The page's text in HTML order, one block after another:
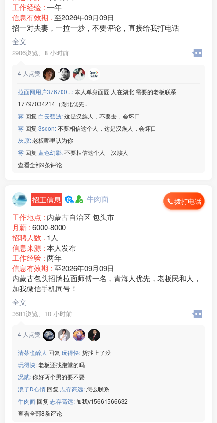
☑️综合工资55***00/月
以上企业联系微信：www235350
————————————
扬州沪光开关厂
☑️19元/时➕免费吃饭
☑️回族/汉族,会认识字
☑️厂吃厂住,坐班独立岗位
☑️综合工资55***00/月
以上企业联系微信：www235350
————————————
扬州沪光开关厂
☑️19元/时➕免费吃饭
☑️年龄男18-47/女45岁
☑️回族/汉族,会认识字
☑️厂吃厂住,坐班独立岗位
————————————
安徽兴宇内饰厂
☑️19元/时➕免费吃饭
☑️年龄男18-47/女45岁
☑️回族/汉族,会认识字
☑️厂吃厂住,坐班独立岗位
综合工资60***00/月夜班补助24
以上企业联系微信：www235350
————————————
☑️ 浙江区域工厂☑️
————————————
宏昌科技】
[玫瑰]年龄：男女 18-45 周岁
[玫瑰]班次：两班倒
[玫瑰]薪资：保底18+计件
微信：www235350
———————————
【群创光电】
[玫瑰]年龄：男女 18-45周岁
[玫瑰]生产：车载导航
[玫瑰]班次：两班倒
工作经验 : 一年
信息有效期 : 至2026年09月09日
招一对夫妻，一拉一炒，不要评论，直接给我打电话
全文
2906浏览、 8 小时前
4 人点赞
拉面网用户376700...:本人单身面匠 人在湖北 需要的老板联系
17797034214（湖北优先..
雾 回复 白云碧波:这是汉族人，不要去，会坏口
雾 回复 3soon:不要相信这个人，这是汉族人，会坏口
灰原:老板哪里认为你
雾 回复 蓝色幻影:不要相信这个人，汉族人
查看全部9条评论
招工信息 牛肉面 拨打电话
工作地点 : 内蒙古自治区 包头市
月薪 : 6000-8000
招聘人数 : 1人
信息来源 : 本人发布
工作经验 : 两年
信息有效期 : 至2026年09月09日
内蒙古包头招牌拉面师傅一名，青海人优先，老板民和人，
加我微信手机同号！
全文
3681浏览、 10 小时前
4 人点赞
清茶也醉人 回复 玩得怏:货找上了没
玩得怏:老板还找跑堂的吗
况贰:你好两个男的要不要
浪子D心情 回复 志存高远:怎么联系
牛肉面 回复 志存高远:加我v15661566632
查看全部8条评论